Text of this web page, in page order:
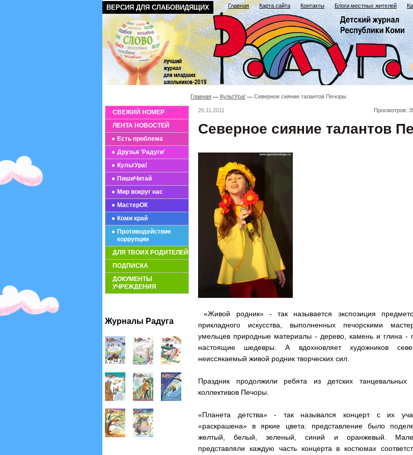
ВЕРСИЯ ДЛЯ СЛАБОВИДЯЩИХ Главная Карта сайта Контакты Блоги местных жителей
СВЕЖИЙ НОМЕР
ЛЕНТА НОВОСТЕЙ
Есть проблема
Друзья 'Радуги'
КультУра!
ПишиЧитай
Мир вокруг нас
МастерОК
Коми край
Противодействие
коррупции
ДЛЯ ТВОИХ РОДИТЕЛЕЙ
ПОДПИСКА
ДОКУМЕНТЫ
УЧРЕЖДЕНИЯ
Журналы Радуга
Главная КультУра! Северное сияние талантов Печоры
26.11.2011 Просмотров:
Северное сияние талантов
«Живой родник» - так называется экспозиция
прикладного искусства, выполненных печорскими
умельцев природные материалы - дерево, камень и глина -
настоящие шедевры. А вдохновляет художников
неиссякаемый живой родник творческих сил.
Праздник продолжили ребята из детских танцевальных
коллективов Печоры.
«Планета детства» - так назывался концерт с их
«раскрашена» в яркие цвета: представление было
желтый, белый, зеленый, синий и оранжевый.
представляли каждую часть концерта в костюмах